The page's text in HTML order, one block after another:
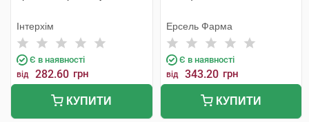
Інтерхім
Є в наявності
від 282.60 грн
КУПИТИ
Ерсель Фарма
Є в наявності
від 343.20 грн
КУПИТИ